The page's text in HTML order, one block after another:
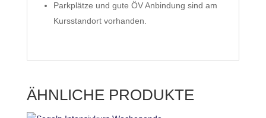
Parkplätze und gute ÖV Anbindung sind am
Kursstandort vorhanden.
ÄHNLICHE PRODUKTE